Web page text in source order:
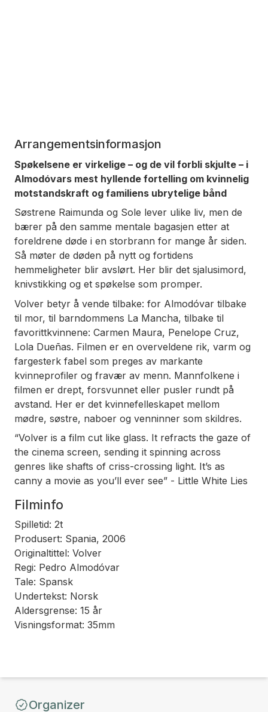
Arrangementsinformasjon
Spøkelsene er virkelige – og de vil forbli skjulte – i
Almodóvars mest hyllende fortelling om kvinnelig
motstandskraft og familiens ubrytelige bånd
Søstrene Raimunda og Sole lever ulike liv, men de
bærer på den samme mentale bagasjen etter at
foreldrene døde i en storbrann for mange år siden.
Så møter de døden på nytt og fortidens
hemmeligheter blir avslørt. Her blir det sjalusimord,
knivstikking og et spøkelse som promper.
Volver betyr å vende tilbake: for Almodóvar tilbake
til mor, til barndommens La Mancha, tilbake til
favorittkvinnene: Carmen Maura, Penelope Cruz,
Lola Dueñas. Filmen er en overveldene rik, varm og
fargesterk fabel som preges av markante
kvinneprofiler og fravær av menn. Mannfolkene i
filmen er drept, forsvunnet eller pusler rundt på
avstand. Her er det kvinnefelleskapet mellom
mødre, søstre, naboer og venninner som skildres.
“Volver is a film cut like glass. It refracts the gaze of
the cinema screen, sending it spinning across
genres like shafts of criss-crossing light. It’s as
canny a movie as you’ll ever see” - Little White Lies
Filminfo
Spilletid: 2t
Produsert: Spania, 2006
Originaltittel: Volver
Regi: Pedro Almodóvar
Tale: Spansk
Undertekst: Norsk
Aldersgrense: 15 år
Visningsformat: 35mm
Organizer